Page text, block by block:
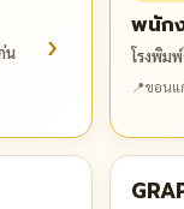
น
› พนัก
โรงพิม
📍ขอนแ